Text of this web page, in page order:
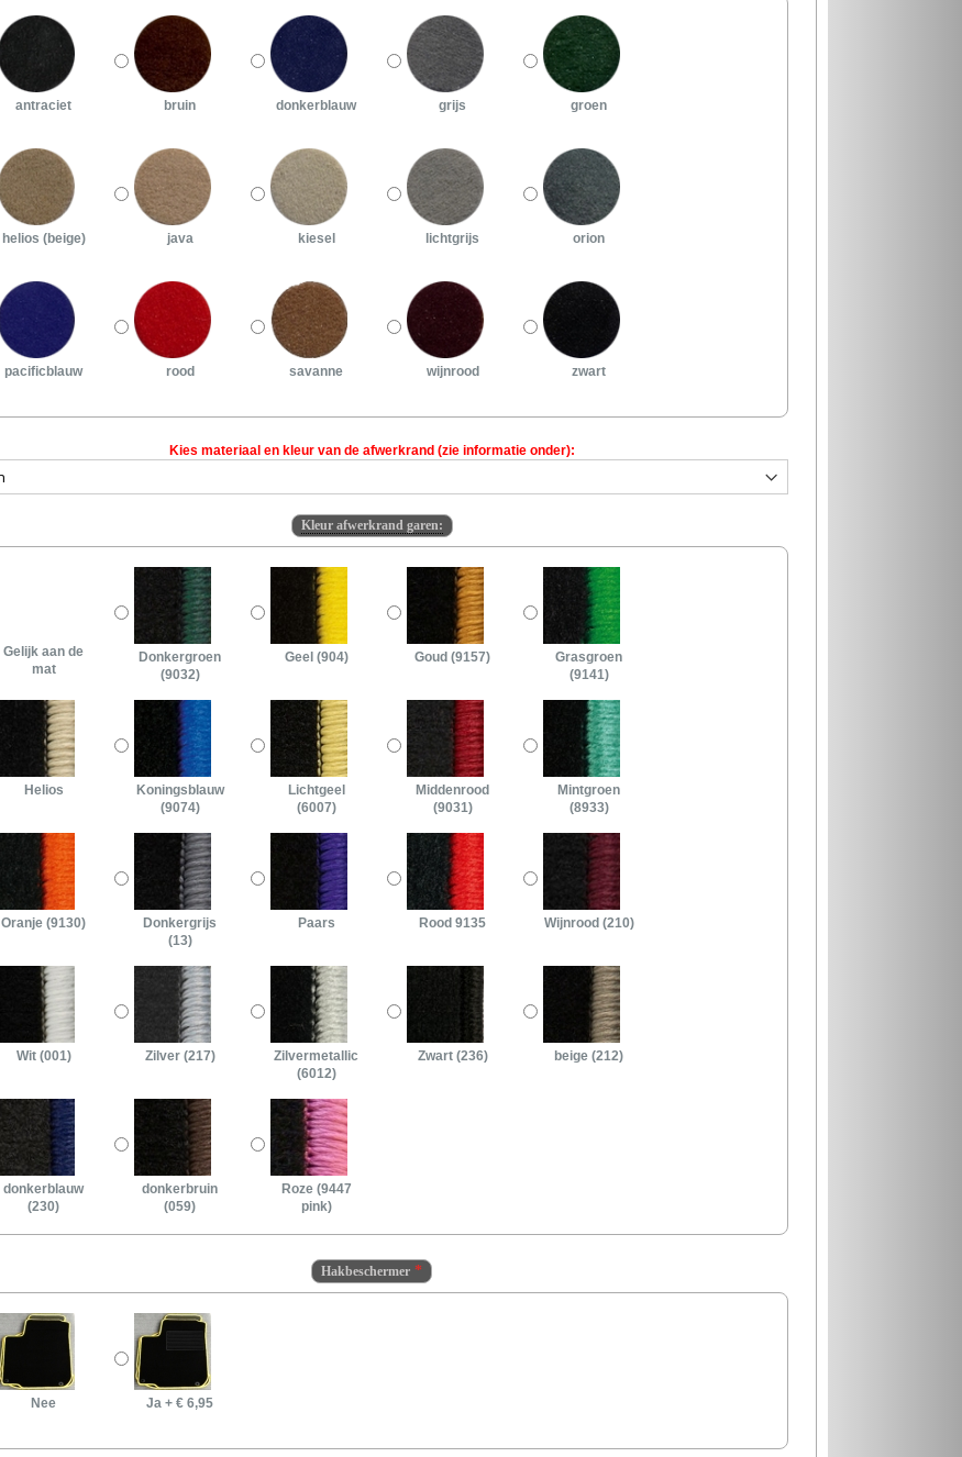
antraciet bruin donkerblauw grijs groen
helios (beige) java kiesel lichtgrijs orion
pacificblauw rood savanne wijnrood zwart
Kies materiaal en kleur van de afwerkrand (zie informatie onder):
Kleur afwerkrand garen:
Gelijk aan de
mat
Donkergroen
(9032)
Geel (904) Goud (9157)
Grasgroen
(9141)
Helios
Koningsblauw
(9074)
Lichtgeel
(6007)
Middenrood
(9031)
Mintgroen
(8933)
Oranje (9130)
Donkergrijs
(13)
Paars Rood 9135 Wijnrood (210)
Wit (001) Zilver (217)
Zilvermetallic
(6012)
Zwart (236) beige (212)
donkerblauw
(230)
donkerbruin
(059)
Roze (9447
pink)
Hakbeschermer
Nee Ja + € 6,95